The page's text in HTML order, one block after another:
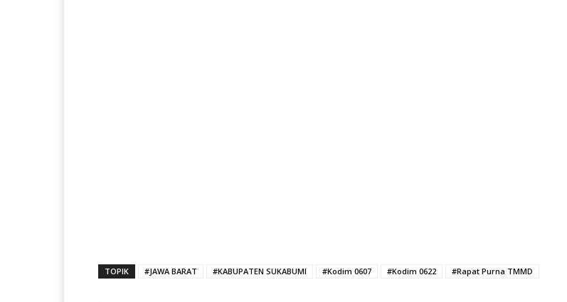
TOPIK #JAWA BARAT #KABUPATEN SUKABUMI #Kodim 0607 #Kodim 0622 #Rapat Purna TMMD